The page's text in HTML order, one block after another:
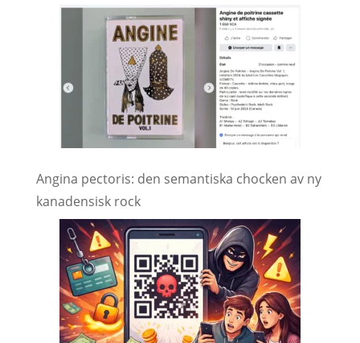
Angina pectoris: den semantiska chocken av ny
kanadensisk rock